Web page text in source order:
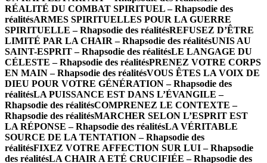
RÉALITÉ DU COMBAT SPIRITUEL – Rhapsodie des
réalitésARMES SPIRITUELLES POUR LA GUERRE
SPIRITUELLE – Rhapsodie des réalitésREFUSEZ D’ÊTRE
LIMITÉ PAR LA CHAIR – Rhapsodie des réalitésUNIS AU
SAINT-ESPRIT – Rhapsodie des réalitésLE LANGAGE DU
CÉLESTE – Rhapsodie des réalitésPRENEZ VOTRE CORPS
EN MAIN – Rhapsodie des réalitésVOUS ÊTES LA VOIX DE
DIEU POUR VOTRE GÉNÉRATION – Rhapsodie des
réalitésLA PUISSANCE EST DANS L’ÉVANGILE –
Rhapsodie des réalitésCOMPRENEZ LE CONTEXTE –
Rhapsodie des réalitésMARCHER SELON L’ESPRIT EST
LA RÉPONSE – Rhapsodie des réalitésLA VÉRITABLE
SOURCE DE LA TENTATION – Rhapsodie des
réalitésFIXEZ VOTRE AFFECTION SUR LUI – Rhapsodie
des réalitésLA CHAIR A ETÉ CRUCIFIÉE – Rhapsodie des